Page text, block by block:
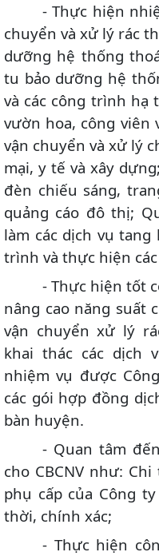
- Thực hiện
chuyển và xử lý rác
dưỡng hệ thống
tu bảo dưỡng hệ
và các công trình hạ
vườn hoa, công viên
vận chuyển và xử lý
mại, y tế và xây
đèn chiếu sáng,
quảng cáo đô thị;
làm các dịch vụ tang
trình và thực hiện
- Thực hiện tốt
nâng cao năng suất
vận chuyển xử lý
khai thác các dịch
nhiệm vụ được
các gói hợp đồng
bàn huyện.
- Quan tâm
cho CBCNV như:
phụ cấp của Công
thời, chính xác;
- Thực hiện